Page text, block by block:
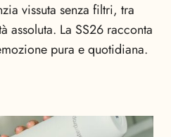
vissuta senza filtri, tra
La SS26 racconta
pura e quotidiana.